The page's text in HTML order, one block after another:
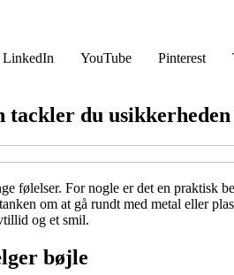
LinkedIn YouTube Pinterest
tackler du
følelser. For nogle er det en praktisk
om at gå rundt med metal eller
og et smil.
bøjle